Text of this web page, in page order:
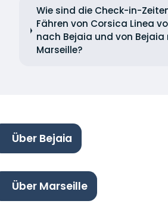
Wie sind die Check-in-
Fähren von Corsica Linea
nach Bejaia und von Bejaia
Marseille?
Über Bejaia
Über Marseille